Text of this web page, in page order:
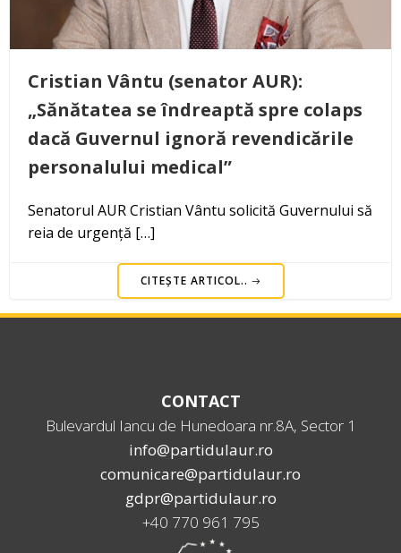
Cristian Vântu (senator AUR):
„Sănătatea se îndreaptă spre colaps
dacă Guvernul ignoră revendicările
personalului medical”
Senatorul AUR Cristian Vântu solicită Guvernului să
reia de urgență […]
CITEȘTE ARTICOL..
CONTACT
Bulevardul Iancu de Hunedoara nr.8A, Sector 1
info@partidulaur.ro
comunicare@partidulaur.ro
gdpr@partidulaur.ro
+40 770 961 795